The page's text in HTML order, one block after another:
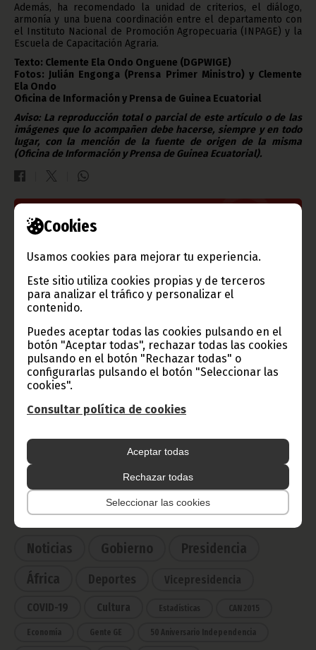
Cookies
Usamos cookies para mejorar tu experiencia.
Este sitio utiliza cookies propias y de terceros
para analizar el tráfico y personalizar el
contenido.
Puedes aceptar todas las cookies pulsando en el
botón "Aceptar todas", rechazar todas las cookies
pulsando en el botón "Rechazar todas" o
configurarlas pulsando el botón "Seleccionar las
cookies".
Consultar política de cookies
Aceptar todas
Rechazar todas
Seleccionar las cookies
Además, ha recomendado la unidad de criterios, el diálogo,
armonía y una buena coordinación entre el departamento con
el Instituto Nacional de Promoción Agropecuaria (INPAGE) y la
Escuela de Capacitación Agraria.
Texto: Clemente Ela Ondo Onguene (DGPWIGE)
Fotos: Julián Engonga (Prensa Primer Ministro) y Clemente
Ela Ondo
Oficina de Información y Prensa de Guinea Ecuatorial
Aviso: La reproducción total o parcial de este artículo o de las
imágenes que lo acompañen debe hacerse, siempre y en todo
lugar, con la mención de la fuente de origen de la misma
(Oficina de Información y Prensa de Guinea Ecuatorial).
Gobierno e Instituciones
Información de Guinea Ecuatorial
TVGE
Radio Nacional de Guinea
Ecuatorial
CATEGORÍAS
Noticias Gobierno
Presidencia
África
Deportes Vicepresidencia
COVID-19 Cultura Estadísticas CAN 2015
Economía Gente GE 50 Aniversario Independencia